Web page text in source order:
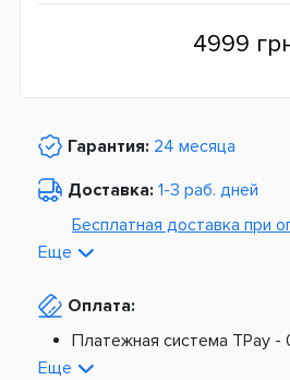
4999
Гарантия: 24 месяца
Доставка: 1-3 раб. дней
Бесплатная доставка при
Из Европы от
Платная доставка по
Еще
Оплата:
Платежная система TPay -
На расчетный счет -
Еще